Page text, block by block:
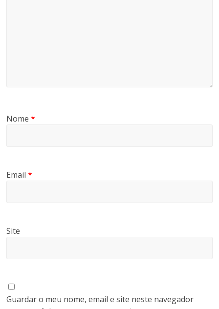
Nome*
Email*
Site
Guardar o meu nome, email e site neste navegador